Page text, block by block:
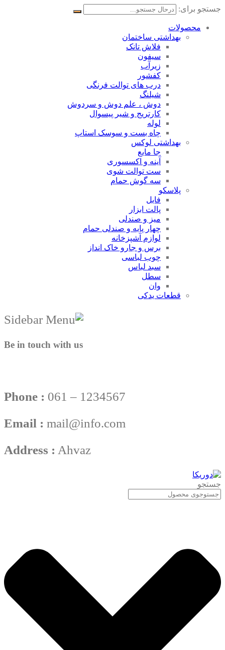
جستجو برای:
محصولات
بهداشتی ساختمان
فلاش تانک
سیفون
زیرآب
کفشور
درب های توالت فرنگی
شیلنگ
دوش ، علم دوش و سردوش
کارتریج و شیر پیسوال
لوله
چاه بست و سوسک استاپ
بهداشتی لوکس
جا مایع
آینه و اکسسوری
ست توالت شوی
سه گوش حمام
پلاسکو
فایل
پالت ابزار
میز و صندلی
چهار پایه و صندلی حمام
لوازم آشپزخانه
برس و جارو خاک انداز
چوب لباسی
سبد لباس
سطل
وان
قطعات یدکی
Be in touch with us
Phone : 061 – 1234567
Email : mail@info.com
Address : Ahvaz
جستجو